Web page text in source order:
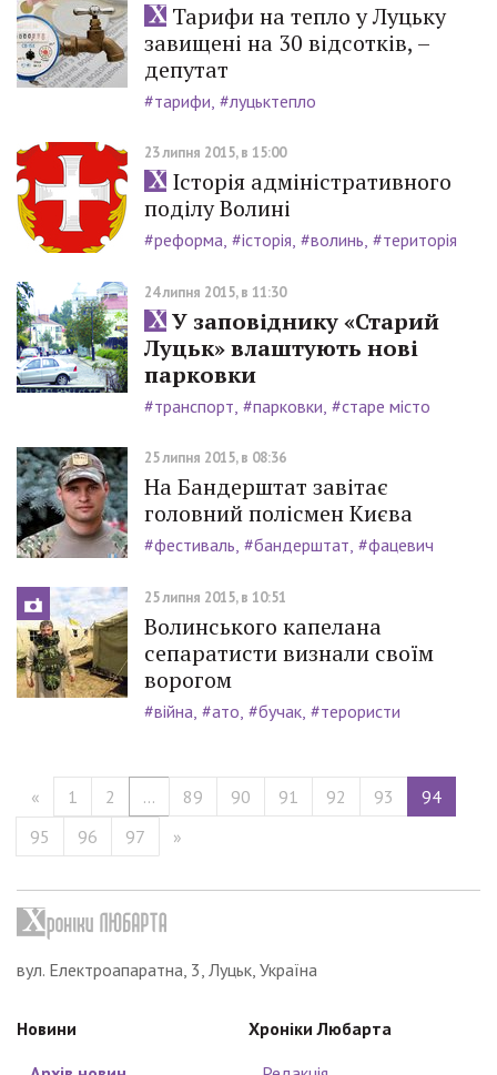
Тарифи на тепло у Луцьку
завищені на 30 відсотків, –
депутат
#тарифи #луцьктепло
23 липня 2015, в 15:00
Історія адміністративного
поділу Волині
#реформа #історія #волинь #територія
24 липня 2015, в 11:30
У заповіднику «Старий
Луцьк» влаштують нові
парковки
#транспорт #парковки #старе місто
25 липня 2015, в 08:36
На Бандерштат завітає
головний полісмен Києва
#фестиваль #бандерштат #фацевич
25 липня 2015, в 10:51
Волинського капелана
сепаратисти визнали своїм
ворогом
#війна #ато #бучак #терористи
« 1 2 ... 89 90 91 92 93
94
95
96 97 »
вул. Електроапаратна, 3, Луцьк, Україна
Новини
Хроніки Любарта